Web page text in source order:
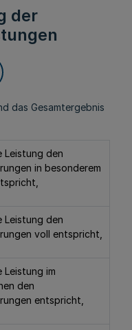
der
das Gesamtergebnis
Leistung den
in besonderem
Leistung den
voll entspricht,
Leistung im
den
entspricht,